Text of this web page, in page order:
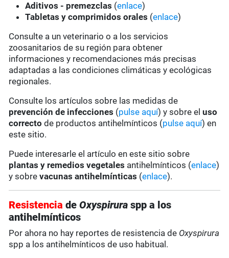
Aditivos - premezclas (enlace)
Tabletas y comprimidos orales (enlace)
Consulte a un veterinario o a los servicios
zoosanitarios de su región para obtener
informaciones y recomendaciones más precisas
adaptadas a las condiciones climáticas y ecológicas
regionales.
Consulte los artículos sobre las medidas de
prevención de infecciones (pulse aquí) y sobre eluso
correcto de productos antihelmínticos (pulse aquí) en
este sitio.
Puede interesarle el artículo en este sitio sobre
plantas y remedios vegetales antihelmínticos (enlace)
y sobrevacunas antihelmínticas (enlace).
Resistencia deOxyspiruraspp a los
antihelmínticos
Por ahora no hay reportes de resistencia de Oxyspirura
spp a los antihelmínticos de uso habitual.